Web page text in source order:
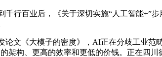
百业后，《关于深切实施“人工智能+”
《大模子的密度》，AI正在分歧工业范
架构、更高的效率和更低的价钱。正在四